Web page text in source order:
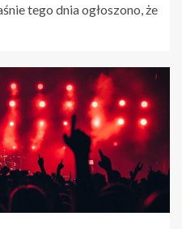
tego dnia ogłoszono, że